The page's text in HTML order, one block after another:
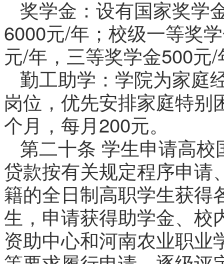
奖学金：设有国家奖学
6000元/年；校级一等奖
元/年，三等奖学金500元/
勤工助学：学院为家庭
岗位，优先安排家庭特
个月，每月200元。
第二十条 学生申请高
贷款按有关规定程序申请
籍的全日制高职学生获得
生，申请获得助学金、校
资助中心和河南农业职业